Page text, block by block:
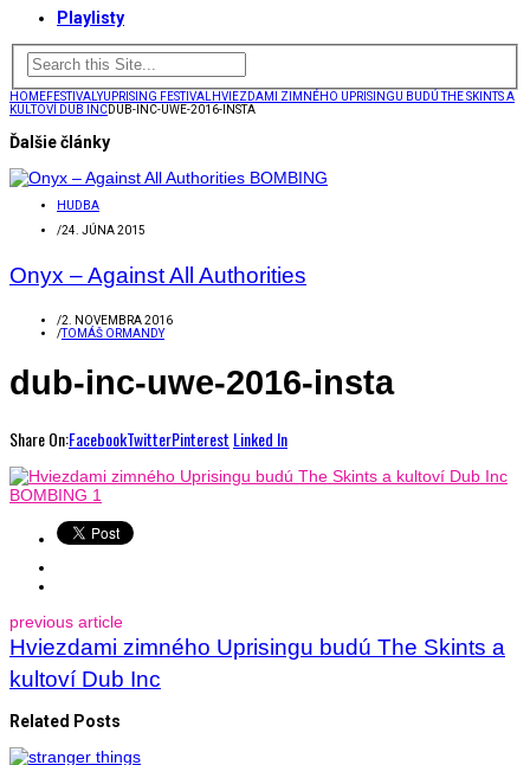
Playlisty
HOMEFESTIVALYUPRISING FESTIVAL
HVIEZDAMI ZIMNÉHO UPRISINGU BUDÚ THE SKINTS A
KULTOVÍ DUB INCDUB-INC-UWE-2016-INSTA
Ďalšie články
HUDBA
/24. JÚNA 2015
Onyx – Against All Authorities
/2. NOVEMBRA 2016
/TOMÁŠ ORMANDY
dub-inc-uwe-2016-insta
Share On:FacebookTwitterPinterest Linked In
previous article
Hviezdami zimného Uprisingu budú The Skints a
kultoví Dub Inc
Related Posts